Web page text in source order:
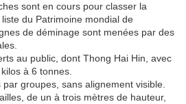
sont en cours pour classer la
du Patrimoine mondial de
de déminage sont menées par des
au public, dont Thong Hai Hin, avec
à 6 tonnes.
groupes, sans alignement visible.
de un à trois mètres de hauteur,